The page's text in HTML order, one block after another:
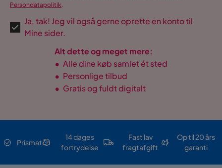
Persondatapolitik.
Ja, tak! Jeg vil også gerne oprette en konto til
Mine sider.
Alt dette og meget mere:
• Alle dine køb samlet ét sted
• Personlige tilbud
• Gratis og fuldt digitalt
Prismatch
14 dages
fortrydelse
Fast lav
fragtafgift
Op til 20 års
garanti